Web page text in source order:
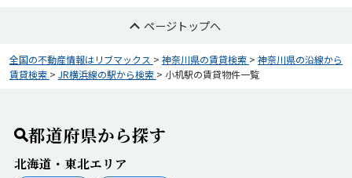
ページトップへ
全国の不動産情報はリブマックス > 神奈川県の賃貸検索 > 神奈川県の沿線から
賃貸検索 > JR横浜線の駅から検索 > 小机駅の賃貸物件一覧
都道府県から探す
北海道・東北エリア